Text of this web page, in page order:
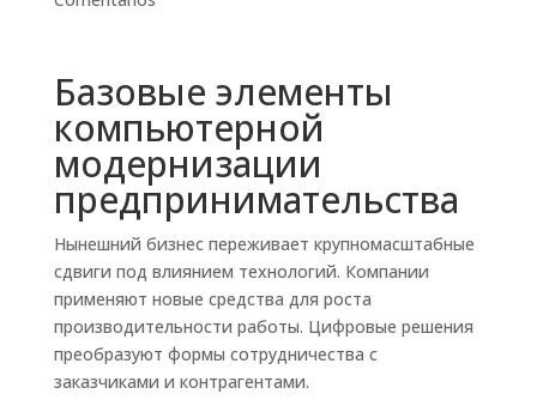
Базовые элементы
компьютерной
модернизации
предпринимательства
Нынешний бизнес переживает крупномасштабные
сдвиги под влиянием технологий. Компании
применяют новые средства для роста
производительности работы. Цифровые решения
преобразуют формы сотрудничества с
заказчиками и контрагентами.